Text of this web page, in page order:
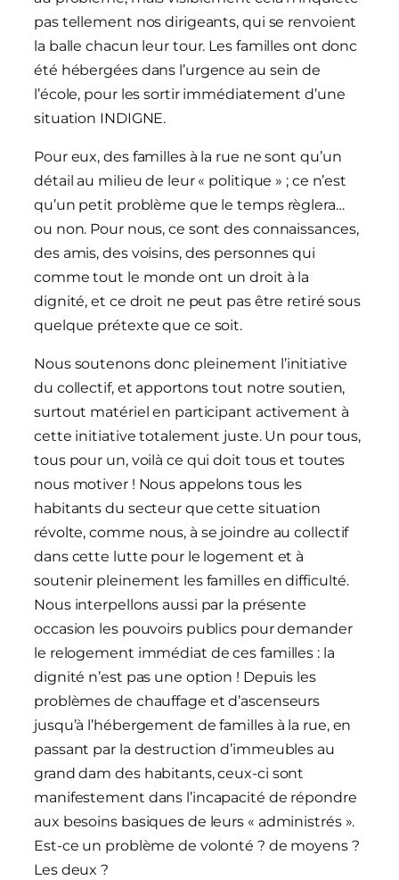
pas tellement nos dirigeants, qui se renvoient
la balle chacun leur tour. Les familles ont donc
été hébergées dans l’urgence au sein de
l’école, pour les sortir immédiatement d’une
situation INDIGNE.
Pour eux, des familles à la rue ne sont qu’un
détail au milieu de leur « politique » ; ce n’est
qu’un petit problème que le temps règlera…
ou non. Pour nous, ce sont des connaissances,
des amis, des voisins, des personnes qui
comme tout le monde ont un droit à la
dignité, et ce droit ne peut pas être retiré sous
quelque prétexte que ce soit.
Nous soutenons donc pleinement l’initiative
du collectif, et apportons tout notre soutien,
surtout matériel en participant activement à
cette initiative totalement juste. Un pour tous,
tous pour un, voilà ce qui doit tous et toutes
nous motiver ! Nous appelons tous les
habitants du secteur que cette situation
révolte, comme nous, à se joindre au collectif
dans cette lutte pour le logement et à
soutenir pleinement les familles en difficulté.
Nous interpellons aussi par la présente
occasion les pouvoirs publics pour demander
le relogement immédiat de ces familles : la
dignité n’est pas une option ! Depuis les
problèmes de chauffage et d’ascenseurs
jusqu’à l’hébergement de familles à la rue, en
passant par la destruction d’immeubles au
grand dam des habitants, ceux-ci sont
manifestement dans l’incapacité de répondre
aux besoins basiques de leurs « administrés ».
Est-ce un problème de volonté ? de moyens ?
Les deux ?